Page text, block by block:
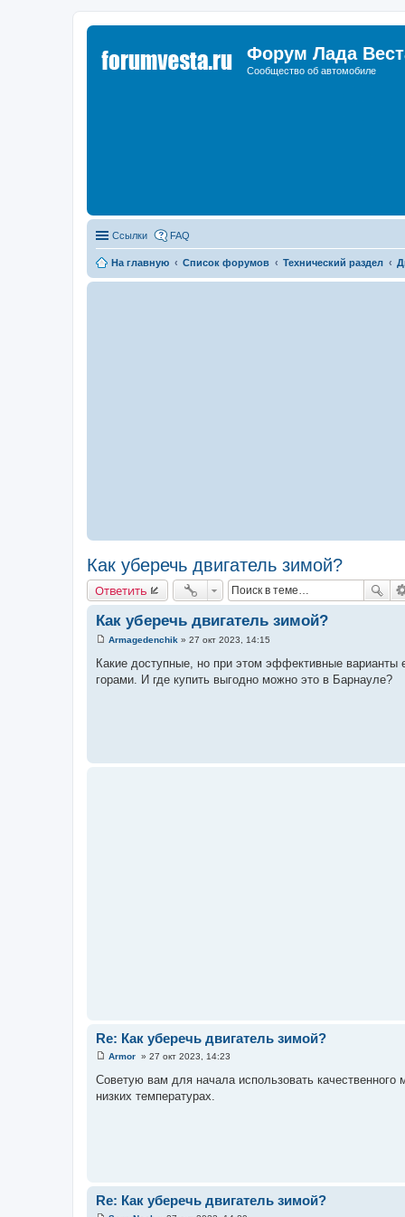
Форум Лада
Сообщество об автомобиле
Ссылки FAQ
На главную Список форумов Технический раздел
Как уберечь двигатель зимой?
Ответить
Как уберечь двигатель зимой?
о
б
Armagedenchik » 27 окт 2023, 14:15
Какие доступные, но при этом эффективные варианты
горами. И где купить выгодно можно это в Барнауле?
Re: Как уберечь двигатель зимой?
о
б
Armor » 27 окт 2023, 14:23
Советую вам для начала использовать качественного
низких температурах.
Re: Как уберечь двигатель зимой?